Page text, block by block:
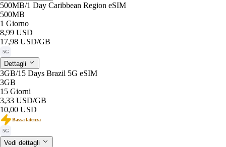
500MB/1 Day Caribbean Region eSIM
500MB
1 Giorno
8,99 USD
17,98 USD/GB
5G
Dettagli
3GB/15 Days Brazil 5G eSIM
3GB
15 Giorni
3,33 USD/GB
10,00 USD
Bassa latenza
5G
Vedi dettagli